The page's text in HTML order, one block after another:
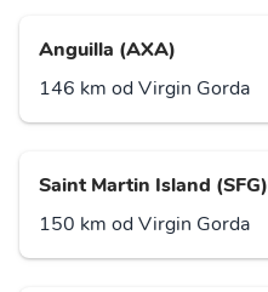
Anguilla (AXA)
146 km od Virgin Gorda
Saint Martin Island (SFG)
150 km od Virgin Gorda